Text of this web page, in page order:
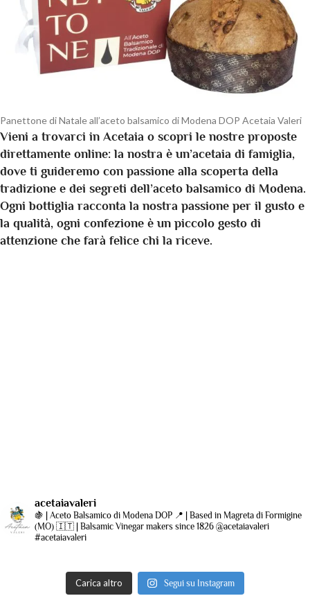
Panettone di Natale all’aceto balsamico di Modena DOP Acetaia Valeri
Vieni a trovarci in Acetaia o scopri le nostre proposte
direttamente online: la nostra è un’acetaia di famiglia,
dove ti guideremo con passione alla scoperta della
tradizione e dei segreti dell’aceto balsamico di Modena.
Ogni bottiglia racconta la nostra passione per il gusto e
la qualità, ogni confezione è un piccolo gesto di
attenzione che farà felice chi la riceve.
acetaiavaleri
🍇 | Aceto Balsamico di Modena DOP 📍 | Based in Magreta di Formigine
(MO) 🇮🇹 | Balsamic Vinegar makers since 1826 @acetaiavaleri
#acetaiavaleri
Carica altro Segui su Instagram